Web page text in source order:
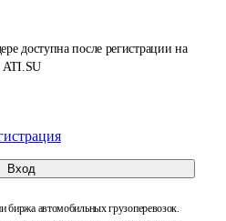
доступна после регистрации на
ATI.SU
Вход
автомобильных грузоперевозок.